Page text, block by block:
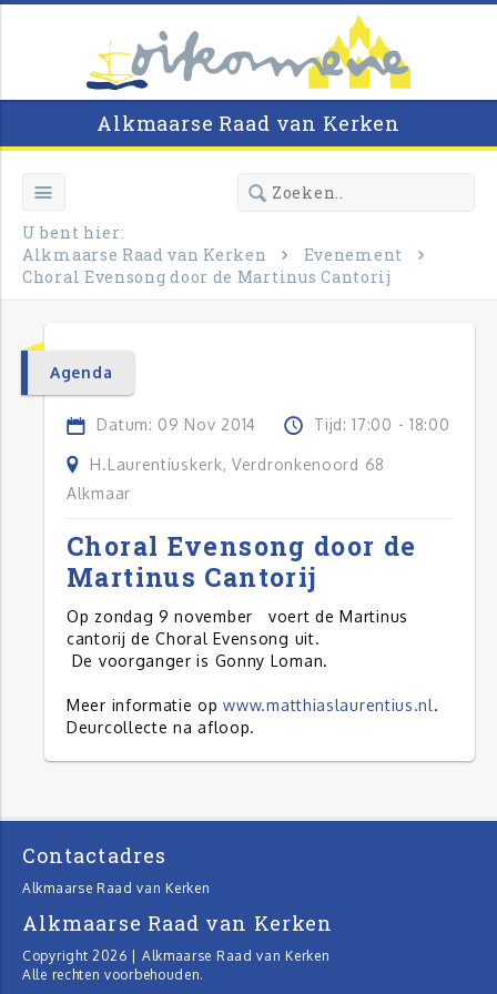
Alkmaarse Raad van Kerken
U bent hier:
Alkmaarse Raad van Kerken
Evenement
Choral Evensong door de Martinus Cantorij
Agenda
Datum: 09 Nov 2014 Tijd: 17:00 - 18:00
H.Laurentiuskerk, Verdronkenoord 68
Alkmaar
Choral Evensong door de
Martinus Cantorij
Op zondag 9 november voert de Martinus
cantorij de Choral Evensong uit.
De voorganger is Gonny Loman.
Meer informatie opwww.matthiaslaurentius.nl.
Deurcollecte na afloop.
Contactadres
Alkmaarse Raad van Kerken
Alkmaarse Raad van Kerken
Copyright 2026 | Alkmaarse Raad van Kerken
Alle rechten voorbehouden.